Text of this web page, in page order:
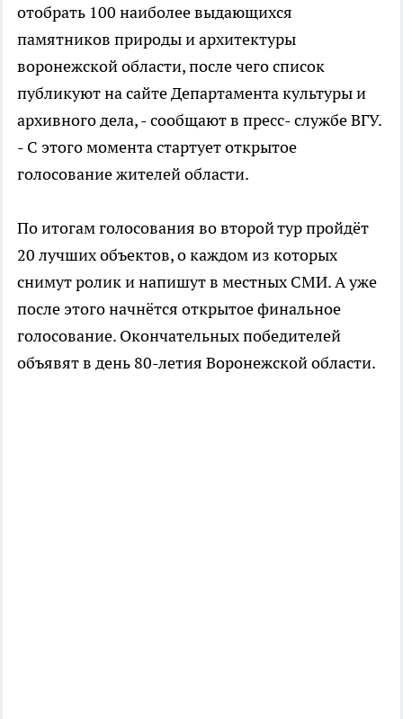
отобрать 100 наиболее выдающихся
памятников природы и архитектуры
воронежской области, после чего список
публикуют на сайте Департамента культуры и
архивного дела, - сообщают в пресс- службе ВГУ.
- С этого момента стартует открытое
голосование жителей области.
По итогам голосования во второй тур пройдёт
20 лучших объектов, о каждом из которых
снимут ролик и напишут в местных СМИ. А уже
после этого начнётся открытое финальное
голосование. Окончательных победителей
объявят в день 80-летия Воронежской области.